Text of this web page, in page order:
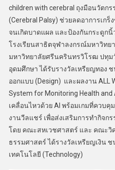
children with cerebral ถุงมือนวัตก
(Cerebral Palsy) ช่วยลดอาการเก
จนเกิดบาดแผล และป้องกันกระดูก
โรงเรียนสาธิตจุฬาลงกรณ์มหาวิทย
มหาวิทยาลัยศรีนครินทรวิโรฒ ปทุม
อุดมศึกษา ได้รับรางวัลเหรียญทอง
ออกแบบ (Design) และผลงาน ALL
System for Monitoring Health
เคลื่อนไหวด้วย AI พร้อมเกมที่ควบคุ
งานวีลแชร์ เพื่อส่งเสริมการทำกิจ
โดย คณะสหเวชศาสตร์ และ คณะวิ
ธรรมศาสตร์ ได้รางวัลเหรียญเงิน
เทคโนโลยี (Technology)